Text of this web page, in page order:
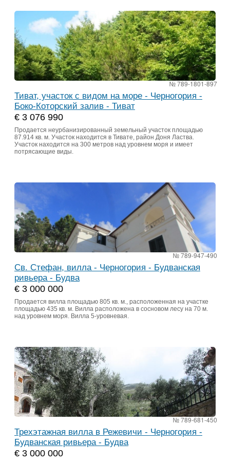
№ 789-1801-897
Тиват, участок с видом на море - Черногория -
Боко-Которский залив - Тиват
€ 3 076 990
Продается неурбанизированный земельный участок площадью
87.914 кв. м. Участок находится в Тивате, район Доня Ластва.
Участок находится на 300 метров над уровнем моря и имеет
потрясающие виды.
№ 789-947-490
Св. Стефан, вилла - Черногория - Будванская
ривьера - Будва
€ 3 000 000
Продается вилла площадью 805 кв. м., расположенная на участке
площадью 435 кв. м. Вилла расположена в сосновом лесу на 70 м.
над уровнем моря. Вилла 5-уровневая.
№ 789-681-450
Трехэтажная вилла в Режевичи - Черногория -
Будванская ривьера - Будва
€ 3 000 000